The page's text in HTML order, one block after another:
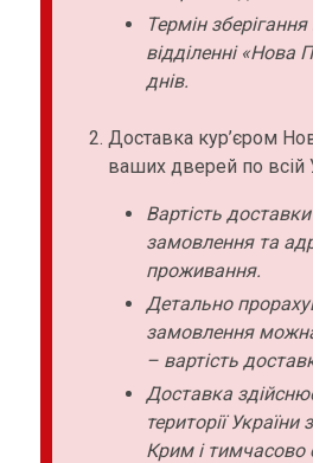
Термін
відділенні «Нова
днів.
Доставка кур’єром
ваших дверей по всій
Вартість
замовлення та
проживання.
Детально
замовлення
– вартість
Доставка
території
Крим і тимчасово